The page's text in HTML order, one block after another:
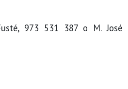
973 531 387 o M. José